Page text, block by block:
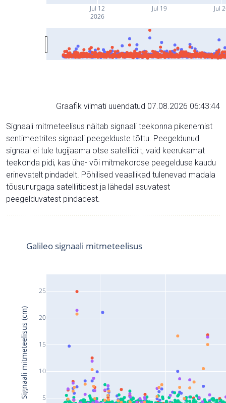
Jul 12
2026
Jul 19 Jul
Graafik viimati uuendatud 07.08.2026 06:43:44
Signaali mitmeteelisus näitab signaali teekonna pikenemist
sentimeetrites signaali peegelduste tõttu. Peegeldunud
signaal ei tule tugijaama otse satelliidilt, vaid keerukamat
teekonda pidi, kas ühe- või mitmekordse peegelduse kaudu
erinevatelt pindadelt. Põhilised veaallikad tulenevad madala
tõusunurgaga satelliitidest ja lähedal asuvatest
peegelduvatest pindadest.
5
10
15
20
25
Galileo signaali mitmeteelisus
Signaali mitmeteelisus (cm)